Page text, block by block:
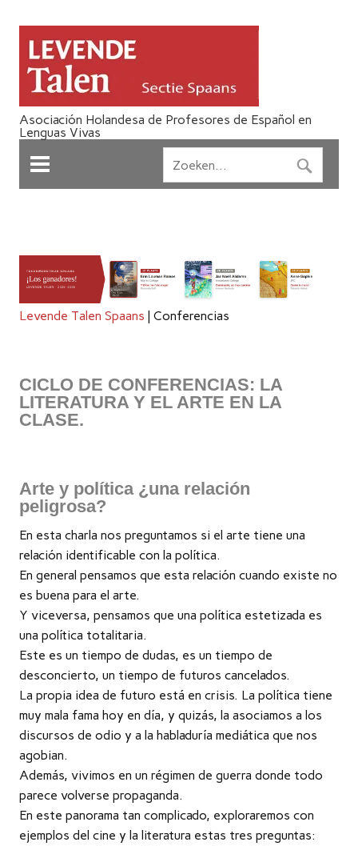
Asociación Holandesa de Profesores de Español en
Lenguas Vivas
Levende Talen Spaans | Conferencias
CICLO DE CONFERENCIAS: LA
LITERATURA Y EL ARTE EN LA
CLASE.
Arte y política ¿una relación
peligrosa?
En esta charla nos preguntamos si el arte tiene una
relación identificable con la política.
En general pensamos que esta relación cuando existe no
es buena para el arte.
Y viceversa, pensamos que una política estetizada es
una política totalitaria.
Este es un tiempo de dudas, es un tiempo de
desconcierto, un tiempo de futuros cancelados.
La propia idea de futuro está en crisis. La política tiene
muy mala fama hoy en día, y quizás, la asociamos a los
discursos de odio y a la habladuría mediática que nos
agobian.
Además, vivimos en un régimen de guerra donde todo
parece volverse propaganda.
En este panorama tan complicado, exploraremos con
ejemplos del cine y la literatura estas tres preguntas: